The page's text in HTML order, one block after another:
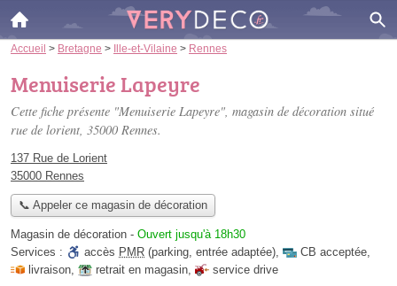
Accueil > Bretagne > Ille-et-Vilaine > Rennes
Menuiserie Lapeyre
Cette fiche présente "Menuiserie Lapeyre", magasin de décoration situé
rue de lorient, 35000 Rennes.
137 Rue de Lorient
35000 Rennes
📞 Appeler ce magasin de décoration
Magasin de décoration - Ouvert jusqu'à 18h30
Services :
accès PMR (parking, entrée adaptée), CB acceptée,
livraison, retrait en magasin, service drive